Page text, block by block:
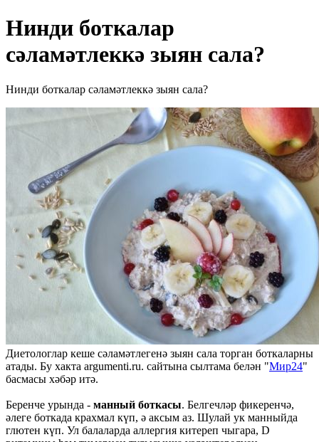
Нинди боткалар
сәламәтлеккә зыян сала?
Нинди боткалар сәламәтлеккә зыян сала?
Диетологлар кеше сәламәтлегенә зыян сала торган боткаларны
атады. Бу хакта argumenti.ru. сайтына сылтама белән "Мир24"
басмасы хәбәр итә.
Беренче урында - манный боткасы. Белгечләр фикеренчә,
әлеге боткада крахмал күп, ә аксым аз. Шулай ук манныйда
глютен күп. Ул балаларда аллергия китереп чыгара, D